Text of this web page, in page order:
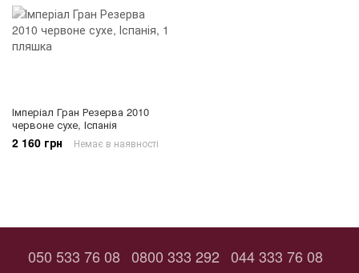
Імперіал Гран Резерва 2010
червоне сухе, Іспанія
2 160 грн Немає в наявності
050 533 76 08 0800 333 292 044 333 76 08